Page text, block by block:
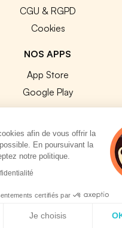
CGU & RGPD
Cookies
NOS APPS
App Store
Google Play
Tous droits
afin de vous offrir la
En poursuivant la
notre politique.
certifiés par
Je choisis
5